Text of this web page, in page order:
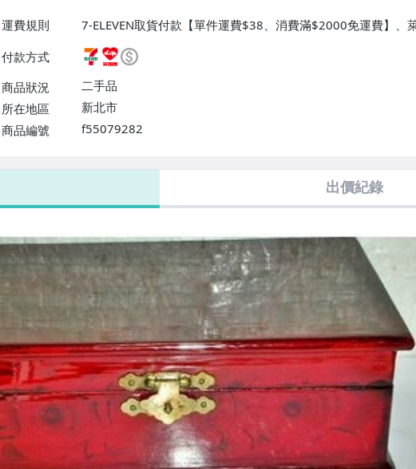
運費規則
7-ELEVEN取貨付款【單件運費$38、消費滿$2000免運費】、
貨付款【單件運費$60、消費滿$2000免運費】、面交/自取/不
運費】、郵局掛號【單件運費$80、消費滿$2000免運費】
付款方式
商品狀況
二手品
所在地區
新北市
商品編號
f55079282
7-ELEVEN 運費只要38元
出價紀錄